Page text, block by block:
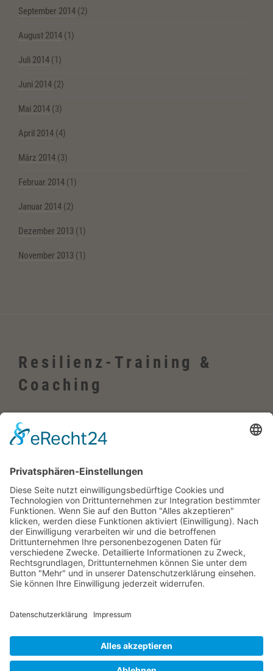
September 2014 (2)
August 2014 (1)
Juli 2014 (1)
Juni 2014 (2)
Mai 2014 (3)
April 2014 (4)
März 2014 (3)
Februar 2014 (1)
Januar 2014 (2)
Dezember 2013 (1)
November 2013 (1)
Resilienz-Training &
Coaching
Wehrheim, Usingen, Neu-Anspach, Schmitten, Bad Homburg,
Friedrichsdorf, Oberursel, im Taunus, Frankfurt, Rhein-Main-Gebiet,
Englisch-Training
Wehrheim im Taunus, Usingen, Neu-Anspach, Schmitten, Bad
Homburg, Friedrichsdorf, Oberursel, im Taunus, Frankfurt, Rhein-
Main-Gebiet, Rosbach, deutschlandweit, in Firmen sowie online
Bettina Bonkas, Coaching + Training | Im Ärmchen 3, D-61273